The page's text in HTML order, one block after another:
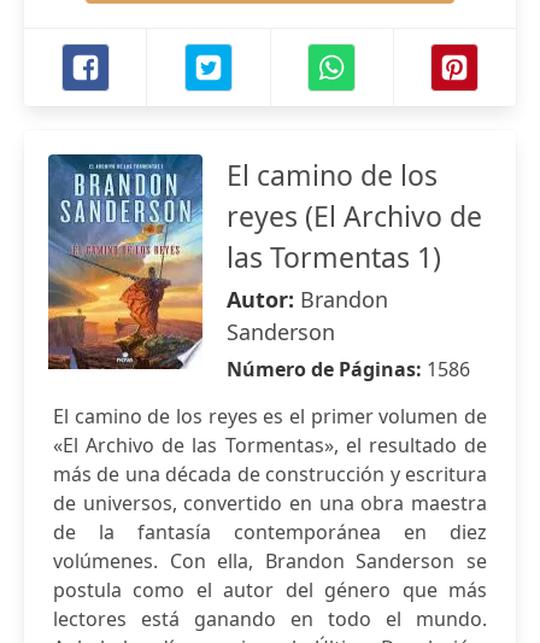
El camino de los
reyes (El Archivo de
las Tormentas 1)
Autor: Brandon
Sanderson
Número de Páginas: 1586
El camino de los reyes es el primer volumen de
«El Archivo de las Tormentas», el resultado de
más de una década de construcción y escritura
de universos, convertido en una obra maestra
de la fantasía contemporánea en diez
volúmenes. Con ella, Brandon Sanderson se
postula como el autor del género que más
lectores está ganando en todo el mundo.